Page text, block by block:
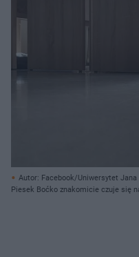
Autor: Facebook/Uniwersytet
Archiwum prywatne
Piesek Boćko znakomicie czuje się